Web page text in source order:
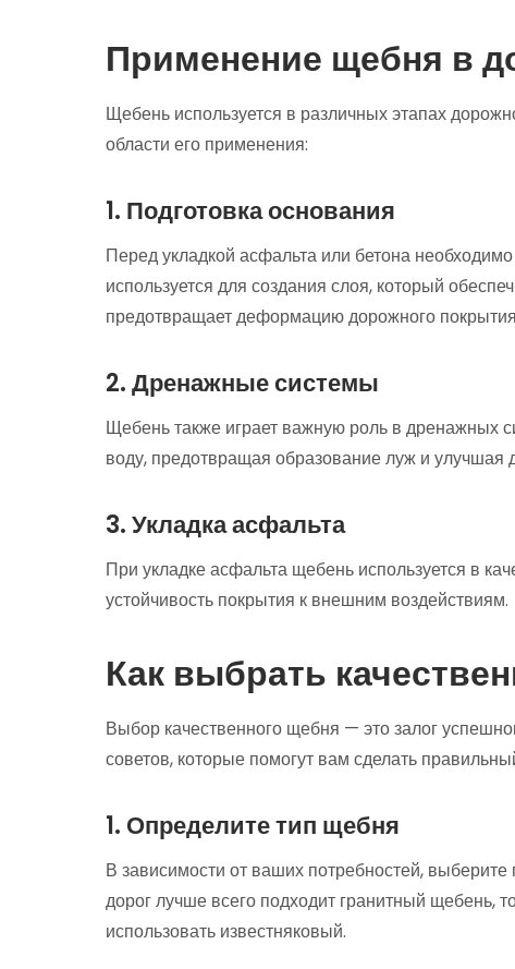
Применение щебня в
Щебень используется в различных этапах
области его применения:
1. Подготовка основания
Перед укладкой асфальта или бетона
используется для создания слоя, который
предотвращает деформацию дорожного
2. Дренажные системы
Щебень также играет важную роль в дренажных
воду, предотвращая образование луж и улучшая
3. Укладка асфальта
При укладке асфальта щебень используется в
устойчивость покрытия к внешним воздействиям.
Как выбрать
Выбор качественного щебня — это залог
советов, которые помогут вам сделать
1. Определите тип щебня
В зависимости от ваших потребностей,
дорог лучше всего подходит гранитный щебень,
использовать известняковый.